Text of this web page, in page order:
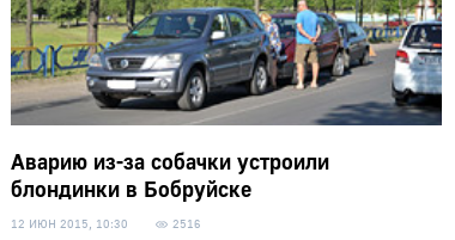
Аварию из-за собачки устроили
блондинки в Бобруйске
12 ИЮН 2015, 10:30 2516